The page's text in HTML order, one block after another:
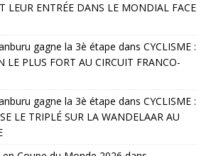
LEUR ENTRÉE DANS LE MONDIAL FACE
gagne la 3è étape dans CYCLISME :
LE PLUS FORT AU CIRCUIT FRANCO-
gagne la 3è étape dans CYCLISME :
LE TRIPLÉ SUR LA WANDELAAR AU